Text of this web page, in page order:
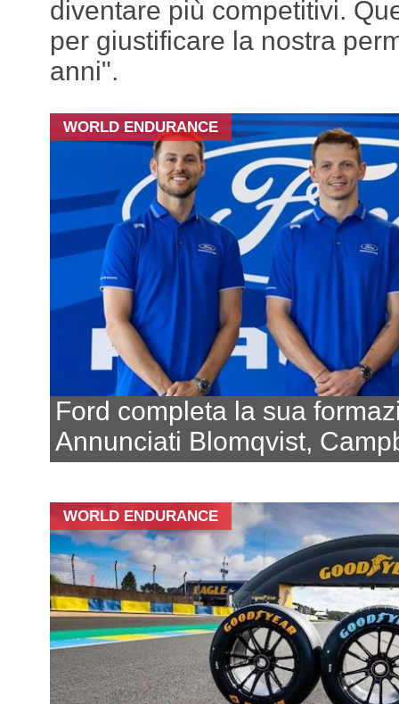
diventare più competitivi.
per giustificare la nostra
anni".
WORLD ENDURANCE
Ford completa la sua
Annunciati Blomqvist,
WORLD ENDURANCE